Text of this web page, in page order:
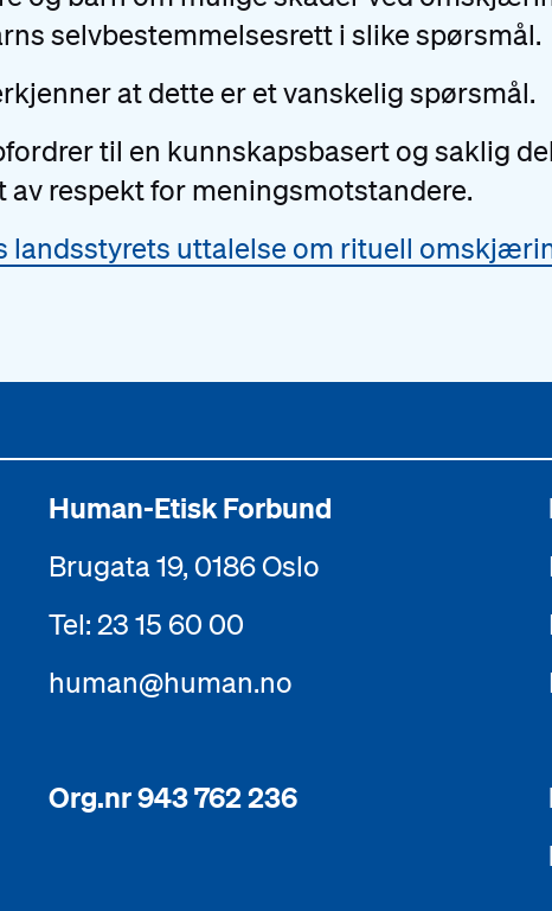
selvbestemmelsesrett i slike spørsmål.
at dette er et vanskelig spørsmål.
til en kunnskapsbasert og saklig
av respekt for meningsmotstandere.
landsstyrets uttalelse om rituell
Human-Etisk Forbund
Brugata 19, 0186 Oslo
Tel: 23 15 60 00
human@human.no
Org.nr 943 762 236